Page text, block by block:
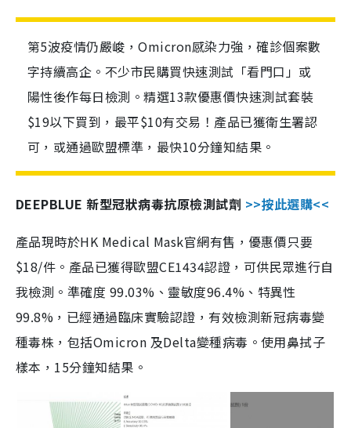
第5波疫情仍嚴峻，Omicron感染力強，確診個案數
字持續高企。不少市民購買快速測試「看門口」或
陽性後作每日檢測。精選13款優惠價快速測試套裝
$19以下買到，最平$10有交易！產品已獲衛生署認
可，或通過歐盟標準，最快10分鐘知結果。
DEEPBLUE 新型冠狀病毒抗原檢測試劑 >>按此選購<<
產品現時於HK Medical Mask官網有售，優惠價只要
$18/件。產品已獲得歐盟CE1434認證，可供民眾進行自
我檢測。準確度 99.03%、靈敏度96.4%、特異性
99.8%，已經通過臨床實驗認證，有效檢測新冠病毒變
種毒株，包括Omicron 及Delta變種病毒。使用鼻拭子
樣本，15分鐘知結果。